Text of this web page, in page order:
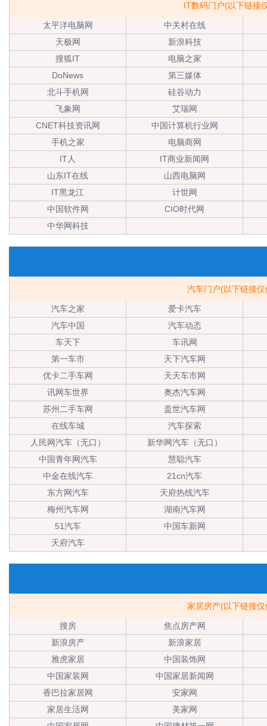
IT数码门户(以下链接
太平洋电脑网
中关村在线
天极网
新浪科技
搜狐IT
电脑之家
DoNews
第三媒体
北斗手机网
硅谷动力
飞象网
艾瑞网
CNET科技资讯网
中国计算机行业网
手机之家
电脑商网
IT人
IT商业新闻网
山东IT在线
山西电脑网
IT黑龙江
计世网
中国软件网
CIO时代网
中华网科技
汽车门户(以下链接
汽车之家
爱卡汽车
汽车中国
汽车动态
车天下
车讯网
第一车市
天下汽车网
优卡二手车网
天天车市网
讯网车世界
奥杰汽车网
苏州二手车网
盖世汽车网
在线车城
汽车探索
人民网汽车（无口）
新华网汽车（无口）
中国青年网汽车
慧聪汽车
中金在线汽车
21cn汽车
东方网汽车
天府热线汽车
梅州汽车网
湖南汽车网
51汽车
中国车新网
天府汽车
家居房产(以下链接
搜房
焦点房产网
新浪房产
新浪家居
雅虎家居
中国装饰网
中国家装网
中国家居新闻网
香巴拉家居网
安家网
家居生活网
美家网